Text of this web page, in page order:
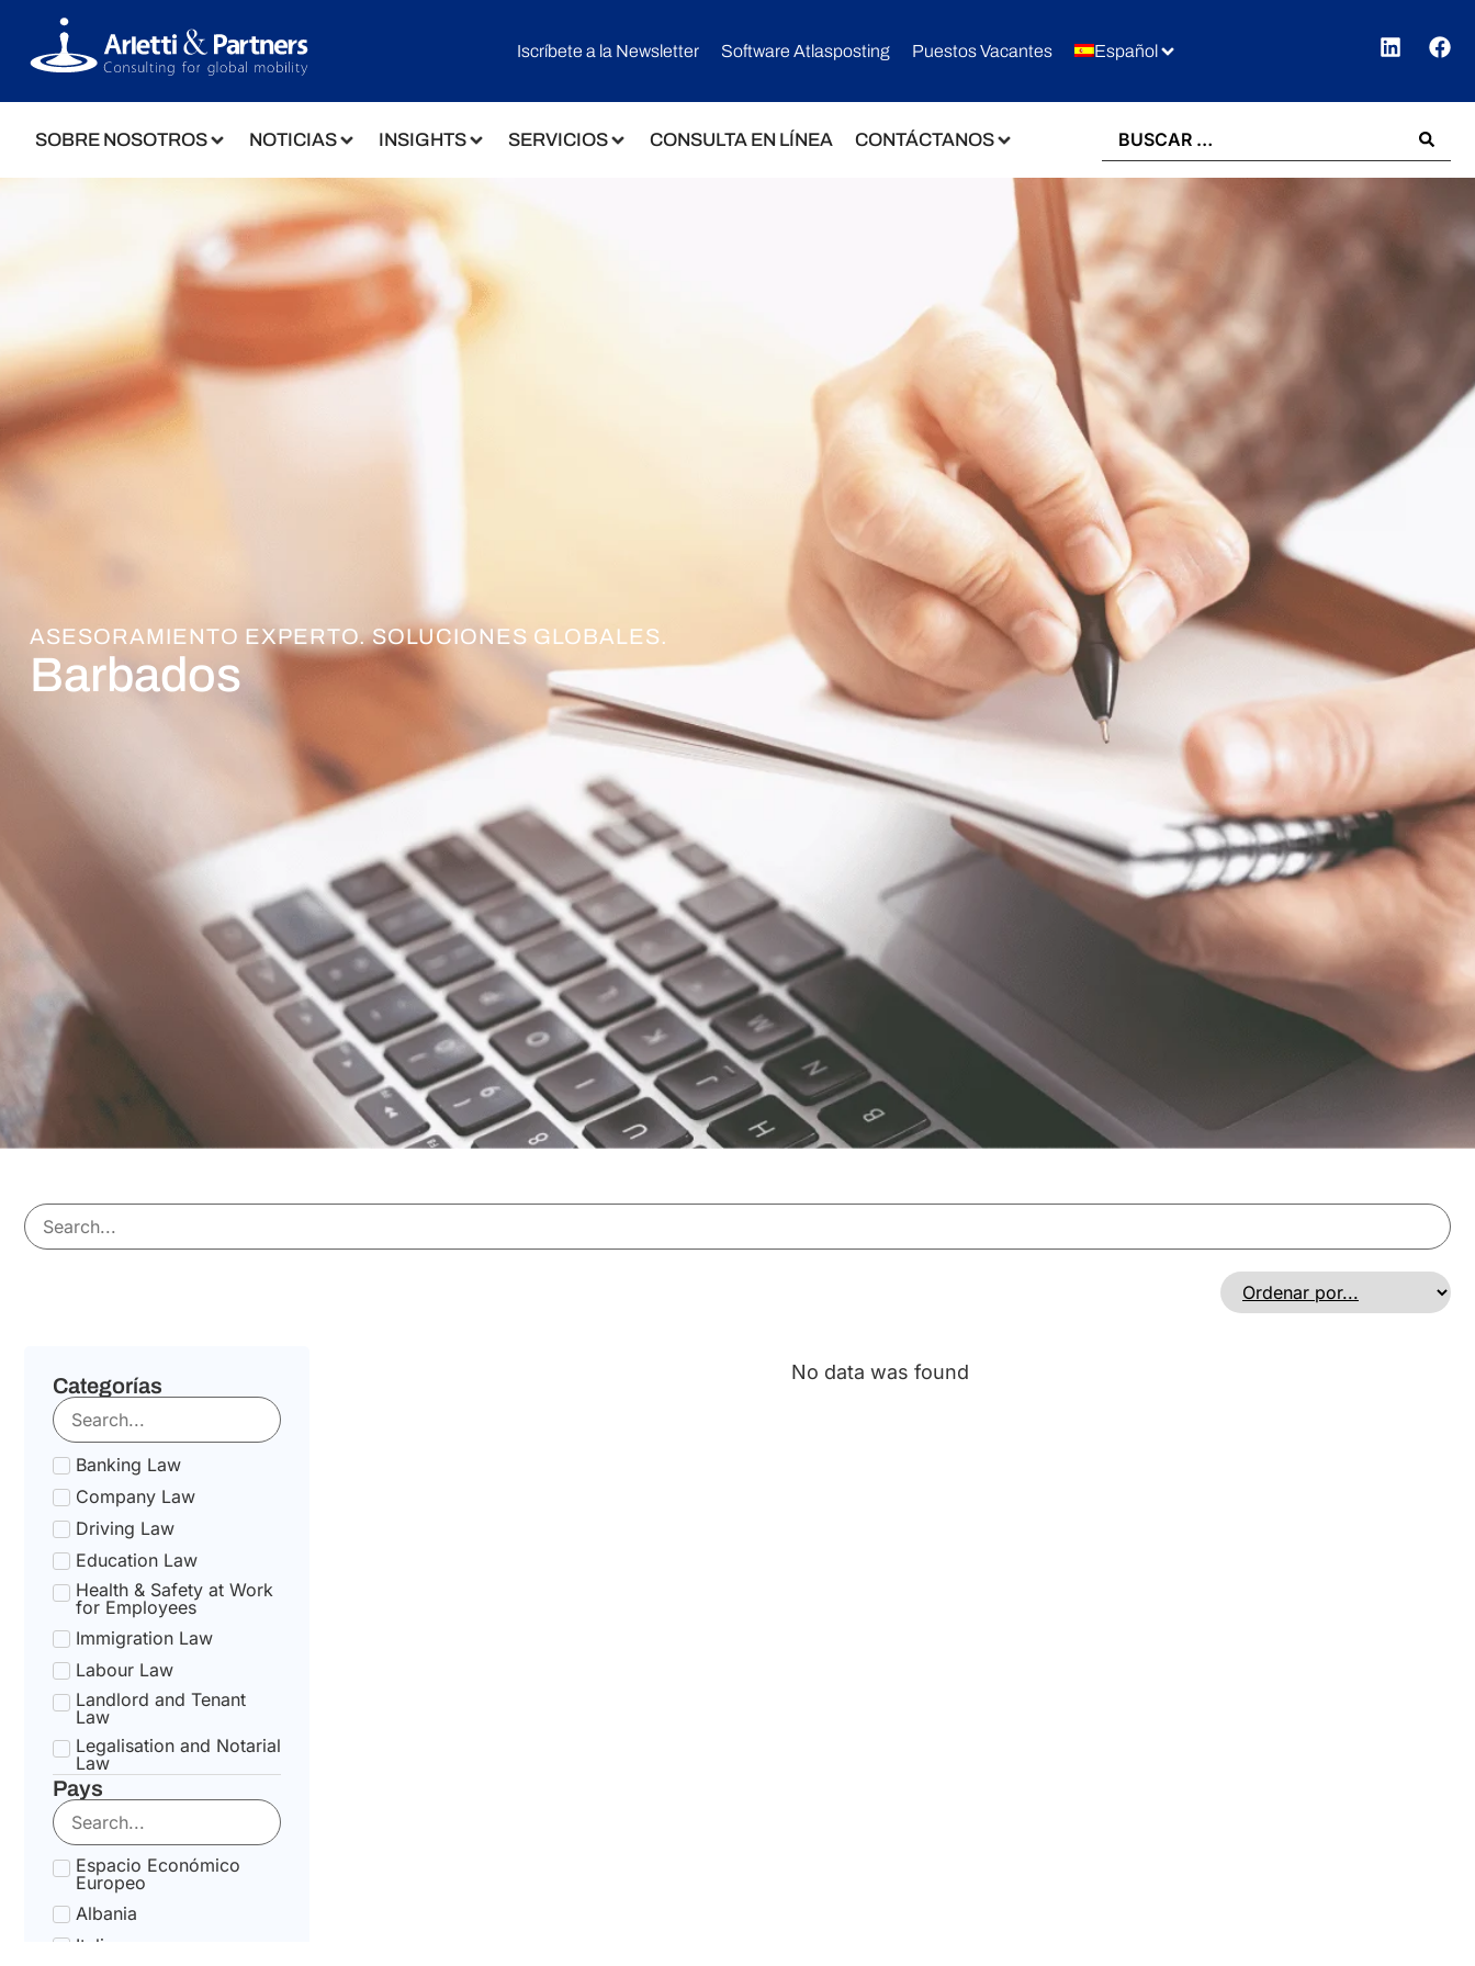
Iscríbete a la Newsletter Software Atlasposting Puestos Vacantes Español
SOBRE NOSOTROS NOTICIAS INSIGHTS SERVICIOS CONSULTA EN LÍNEA CONTÁCTANOS
ASESORAMIENTO EXPERTO. SOLUCIONES GLOBALES.
Barbados
Categorías
Banking Law
Company Law
Driving Law
Education Law
Health & Safety at Work
for Employees
Immigration Law
Labour Law
Landlord and Tenant
Law
Legalisation and Notarial
Law
National Health Service
State pension Law
Tax Law
Uncategorized
Tax Code Individuals
Pays
Espacio Económico
Europeo
Albania
Italia
No data was found